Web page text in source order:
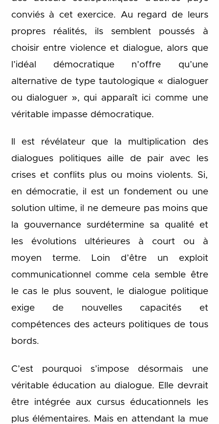
conviés à cet exercice. Au regard de leurs
propres réalités, ils semblent poussés à
choisir entre violence et dialogue, alors que
l’idéal démocratique n’offre qu’une
alternative de type tautologique « dialoguer
ou dialoguer », qui apparaît ici comme une
véritable impasse démocratique.
Il est révélateur que la multiplication des
dialogues politiques aille de pair avec les
crises et conflits plus ou moins violents. Si,
en démocratie, il est un fondement ou une
solution ultime, il ne demeure pas moins que
la gouvernance surdétermine sa qualité et
les évolutions ultérieures à court ou à
moyen terme. Loin d’être un exploit
communicationnel comme cela semble être
le cas le plus souvent, le dialogue politique
exige de nouvelles capacités et
compétences des acteurs politiques de tous
bords.
C’est pourquoi s’impose désormais une
véritable éducation au dialogue. Elle devrait
être intégrée aux cursus éducationnels les
plus élémentaires. Mais en attendant la mue